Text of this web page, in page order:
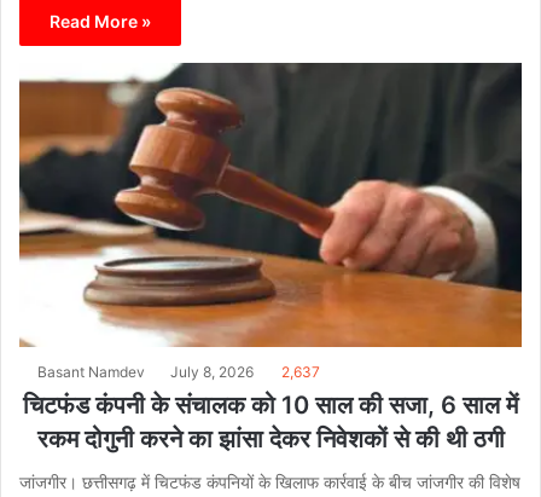
Read More »
Basant Namdev July 8, 2026 2,637
चिटफंड कंपनी के संचालक को 10 साल की सजा, 6 साल में
रकम दोगुनी करने का झांसा देकर निवेशकों से की थी ठगी
जांजगीर। छत्तीसगढ़ में चिटफंड कंपनियों के खिलाफ कार्रवाई के बीच जांजगीर की विशेष